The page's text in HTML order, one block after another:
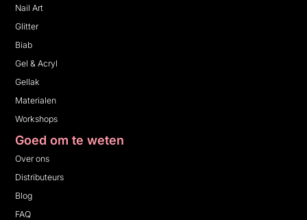
Nail Art
Glitter
Biab
Gel & Acryl
Gellak
Materialen
Workshops
Goed om te weten
Over ons
Distributeurs
Blog
FAQ